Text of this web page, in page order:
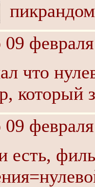
пикрандом
что
который
есть,